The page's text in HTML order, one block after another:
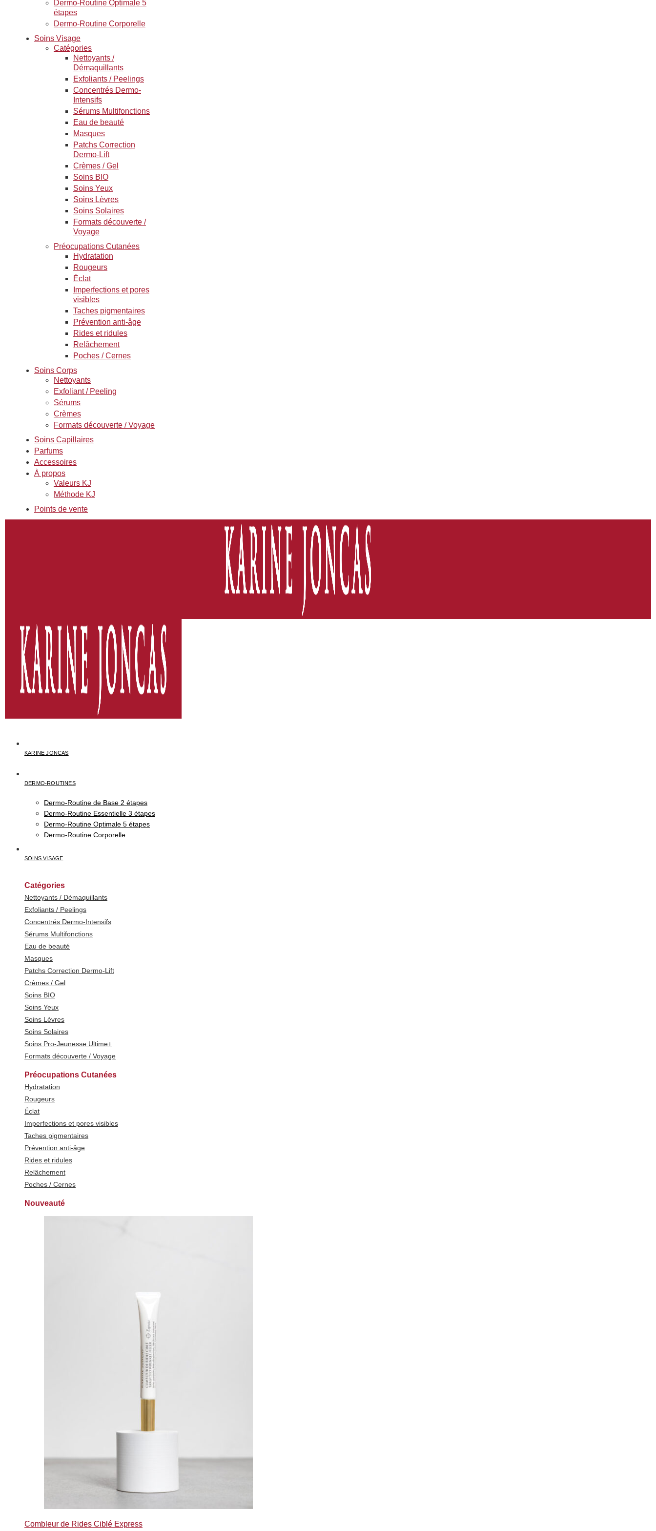
Dermo-Routine Optimale 5
étapes
Dermo-Routine Corporelle
Soins Visage
Catégories
Nettoyants /
Démaquillants
Exfoliants / Peelings
Concentrés Dermo-
Intensifs
Sérums Multifonctions
Eau de beauté
Masques
Patchs Correction
Dermo-Lift
Crèmes / Gel
Soins BIO
Soins Yeux
Soins Lèvres
Soins Solaires
Formats découverte /
Voyage
Préocupations Cutanées
Hydratation
Rougeurs
Éclat
Imperfections et pores
visibles
Taches pigmentaires
Prévention anti-âge
Rides et ridules
Relâchement
Poches / Cernes
Soins Corps
Nettoyants
Exfoliant / Peeling
Sérums
Crèmes
Formats découverte / Voyage
Soins Capillaires
Parfums
Accessoires
À propos
Valeurs KJ
Méthode KJ
Points de vente
KARINE JONCAS
DERMO-ROUTINES
Dermo-Routine de Base 2 étapes
Dermo-Routine Essentielle 3 étapes
Dermo-Routine Optimale 5 étapes
Dermo-Routine Corporelle
SOINS VISAGE
Catégories
Nettoyants / Démaquillants
Exfoliants / Peelings
Concentrés Dermo-Intensifs
Sérums Multifonctions
Eau de beauté
Masques
Patchs Correction Dermo-Lift
Crèmes / Gel
Soins BIO
Soins Yeux
Soins Lèvres
Soins Solaires
Soins Pro-Jeunesse Ultime+
Formats découverte / Voyage
Préocupations Cutanées
Hydratation
Rougeurs
Éclat
Imperfections et pores visibles
Taches pigmentaires
Prévention anti-âge
Rides et ridules
Relâchement
Poches / Cernes
Nouveauté
Combleur de Rides Ciblé Express